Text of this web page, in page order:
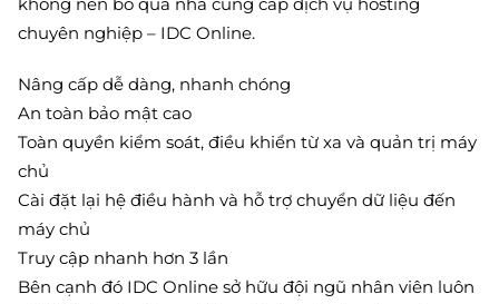
chuyên nghiệp – IDC Online.
Nâng cấp dễ dàng, nhanh chóng
An toàn bảo mật cao
Toàn quyền kiểm soát, điều khiển từ xa và quản trị máy
chủ
Cài đặt lại hệ điều hành và hỗ trợ chuyển dữ liệu đến
máy chủ
Truy cập nhanh hơn 3 lần
Bên cạnh đó IDC Online sở hữu đội ngũ nhân viên luôn